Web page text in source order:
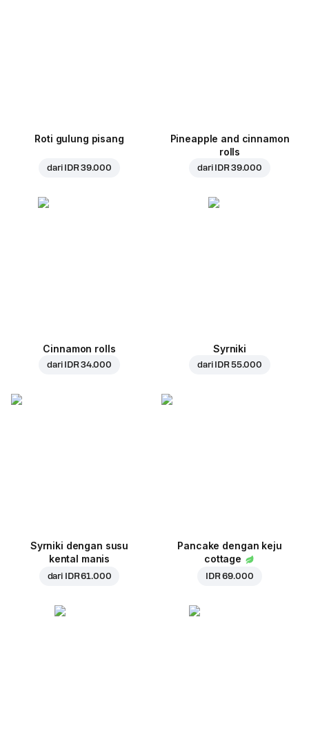
Roti gulung pisang
dari IDR 39.000
Pineapple and cinnamon
rolls
dari IDR 39.000
Cinnamon rolls
dari IDR 34.000
Syrniki
dari IDR 55.000
Syrniki dengan susu
kental manis
dari IDR 61.000
Pancake dengan keju
cottage
IDR 69.000